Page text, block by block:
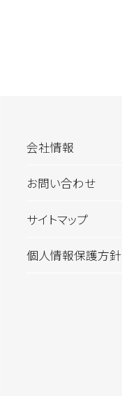
会社情報
お問い合わせ
サイトマップ
個人情報保護方針